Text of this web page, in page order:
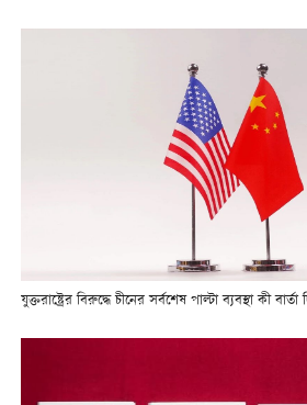
যুক্তরাষ্ট্রের বিরুদ্ধে চীনের সর্বশেষ পাল্টা ব্যবস্থা কী বার্তা